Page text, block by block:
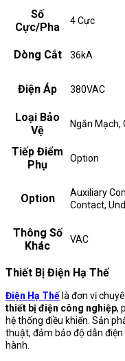
Số
Cực/Pha
4 Cực
Dòng Cắt 36kA
Điện Áp 380VAC
Loại Bảo
Vệ
Ngắn Mạch,
Tiếp Điểm
Phụ
Option
Option
Auxiliary
Contact,
Thông Số
Khác
VAC
Thiết Bị Điện Hạ Thế
Điện Hạ Thế là đơn vị
thiết bị điện công nghiệp,
hệ thống điều khiển. Sản
thuật, đảm bảo độ dẫn
hành.